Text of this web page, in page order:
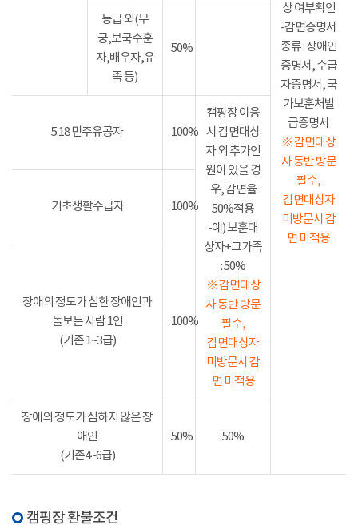
상 여부확인
-감면증명서
종류 : 장애인
증명서, 수급
자증명서, 국
가보훈처발
급증명서
※ 감면대상
자 동반 방문
필수,
감면대상자
미방문시 감
면 미적용
등급 외(무
궁,보국수훈
자,배우자,유
족 등)
50%
5.18 민주유공자 100%
캠핑장 이용
시 감면대상
자 외 추가인
원이 있을 경
우, 감면율
50%적용
-예) 보훈대
상자+그가족
: 50%
※ 감면대상
자 동반 방문
필수,
감면대상자
미방문시 감
면 미적용
기초생활수급자 100%
장애의 정도가 심한 장애인과
돌보는 사람 1인
(기존 1~3급)
100%
장애의 정도가 심하지 않은 장
애인
(기존4~6급)
50% 50%
캠핑장 환불조건